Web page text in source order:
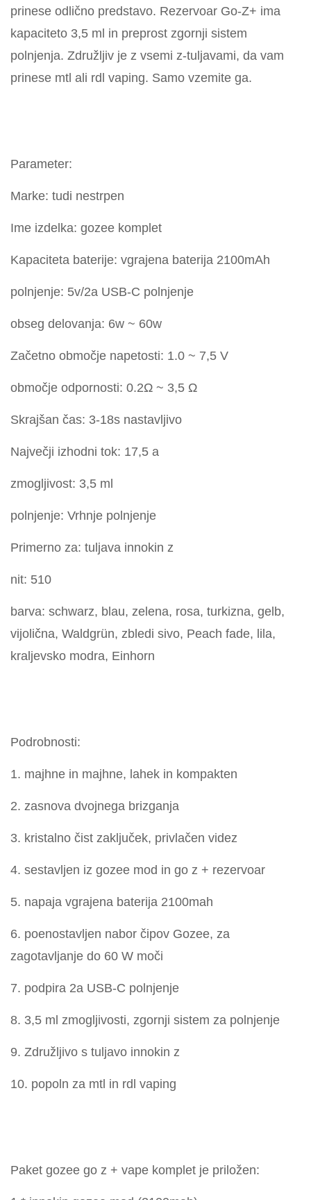
prinese odlično predstavo. Rezervoar Go-Z+ ima
kapaciteto 3,5 ml in preprost zgornji sistem
polnjenja. Združljiv je z vsemi z-tuljavami, da vam
prinese mtl ali rdl vaping. Samo vzemite ga.
Parameter:
Marke: tudi nestrpen
Ime izdelka: gozee komplet
Kapaciteta baterije: vgrajena baterija 2100mAh
polnjenje: 5v/2a USB-C polnjenje
obseg delovanja: 6w ~ 60w
Začetno območje napetosti: 1.0 ~ 7,5 V
območje odpornosti: 0.2Ω ~ 3,5 Ω
Skrajšan čas: 3-18s nastavljivo
Največji izhodni tok: 17,5 a
zmogljivost: 3,5 ml
polnjenje: Vrhnje polnjenje
Primerno za: tuljava innokin z
nit: 510
barva: schwarz, blau, zelena, rosa, turkizna, gelb,
vijolična, Waldgrün, zbledi sivo, Peach fade, lila,
kraljevsko modra, Einhorn
Podrobnosti:
1. majhne in majhne, lahek in kompakten
2. zasnova dvojnega brizganja
3. kristalno čist zaključek, privlačen videz
4. sestavljen iz gozee mod in go z + rezervoar
5. napaja vgrajena baterija 2100mah
6. poenostavljen nabor čipov Gozee, za
zagotavljanje do 60 W moči
7. podpira 2a USB-C polnjenje
8. 3,5 ml zmogljivosti, zgornji sistem za polnjenje
9. Združljivo s tuljavo innokin z
10. popoln za mtl in rdl vaping
Paket gozee go z + vape komplet je priložen: